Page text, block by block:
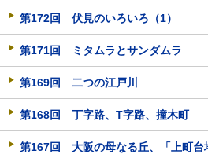
第172回 伏見のいろいろ（1）
第171回 ミタムラとサンダムラ
第169回 二つの江戸川
第168回 丁字路、T字路、撞木町
第167回 大阪の母なる丘、「上町台